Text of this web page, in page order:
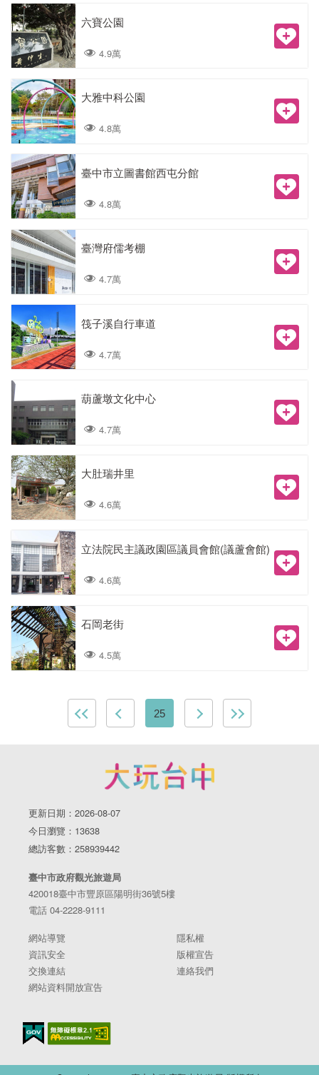
六寶公園
4.9萬
大雅中科公園
4.8萬
臺中市立圖書館西屯分館
4.8萬
臺灣府儒考棚
4.7萬
筏子溪自行車道
4.7萬
葫蘆墩文化中心
4.7萬
大肚瑞井里
4.6萬
立法院民主議政園區議員會館(議蘆會館)
4.6萬
石岡老街
4.5萬
25
更新日期：2026-08-07
今日瀏覽：13638
總訪客數：258939442
臺中市政府觀光旅遊局
420018臺中市豐原區陽明街36號5樓
電話 04-2228-9111
網站導覽
隱私權
資訊安全
版權宣告
交換連結
連絡我們
網站資料開放宣告